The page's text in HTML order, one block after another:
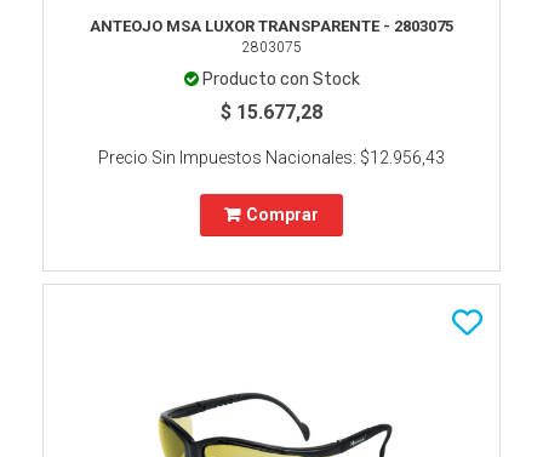
ANTEOJO MSA LUXOR TRANSPARENTE - 2803075
2803075
Producto con Stock
$ 15.677,28
Precio Sin Impuestos Nacionales: $12.956,43
Comprar